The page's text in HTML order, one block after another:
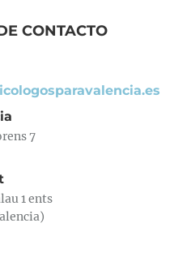
CONTACTO
7
1 ents